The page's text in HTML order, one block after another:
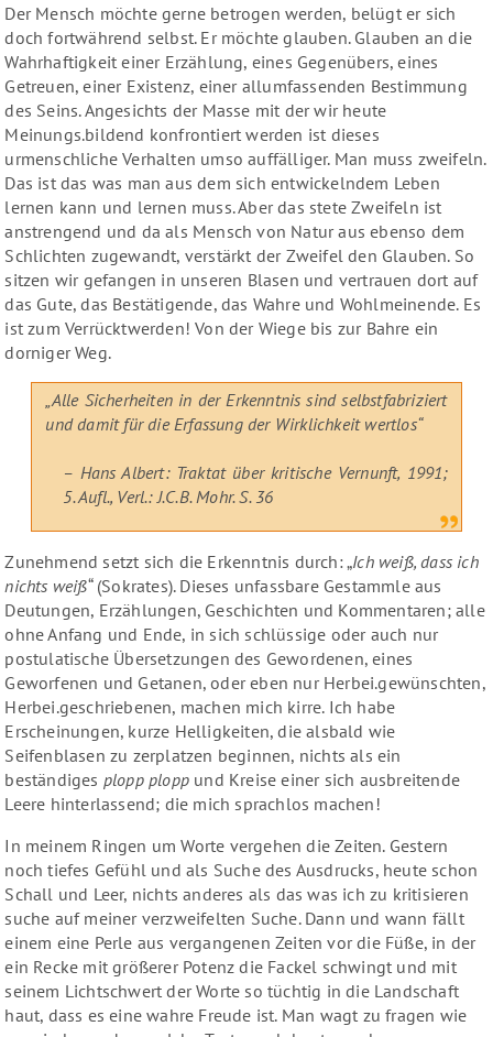
Der Mensch möchte gerne betrogen werden, belügt er sich
doch fortwährend selbst. Er möchte glauben. Glauben an die
Wahrhaftigkeit einer Erzählung, eines Gegenübers, eines
Getreuen, einer Existenz, einer allumfassenden Bestimmung
des Seins. Angesichts der Masse mit der wir heute
Meinungs.bildend konfrontiert werden ist dieses
urmenschliche Verhalten umso auffälliger. Man muss zweifeln.
Das ist das was man aus dem sich entwickelndem Leben
lernen kann und lernen muss. Aber das stete Zweifeln ist
anstrengend und da als Mensch von Natur aus ebenso dem
Schlichten zugewandt, verstärkt der Zweifel den Glauben. So
sitzen wir gefangen in unseren Blasen und vertrauen dort auf
das Gute, das Bestätigende, das Wahre und Wohlmeinende. Es
ist zum Verrücktwerden! Von der Wiege bis zur Bahre ein
dorniger Weg.
„Alle Sicherheiten in der Erkenntnis sind selbstfabriziert
und damit für die Erfassung der Wirklichkeit wertlos“
– Hans Albert: Traktat über kritische Vernunft, 1991;
5. Aufl., Verl.: J.C.B. Mohr. S. 36
Zunehmend setzt sich die Erkenntnis durch: „Ich weiß, dass ich
nichts weiß“ (Sokrates). Dieses unfassbare Gestammle aus
Deutungen, Erzählungen, Geschichten und Kommentaren; alle
ohne Anfang und Ende, in sich schlüssige oder auch nur
postulatische Übersetzungen des Gewordenen, eines
Geworfenen und Getanen, oder eben nur Herbei.gewünschten,
Herbei.geschriebenen, machen mich kirre. Ich habe
Erscheinungen, kurze Helligkeiten, die alsbald wie
Seifenblasen zu zerplatzen beginnen, nichts als ein
beständiges plopp plopp und Kreise einer sich ausbreitende
Leere hinterlassend; die mich sprachlos machen!
In meinem Ringen um Worte vergehen die Zeiten. Gestern
noch tiefes Gefühl und als Suche des Ausdrucks, heute schon
Schall und Leer, nichts anderes als das was ich zu kritisieren
suche auf meiner verzweifelten Suche. Dann und wann fällt
einem eine Perle aus vergangenen Zeiten vor die Füße, in der
ein Recke mit größerer Potenz die Fackel schwingt und mit
seinem Lichtschwert der Worte so tüchtig in die Landschaft
haut, dass es eine wahre Freude ist. Man wagt zu fragen wie